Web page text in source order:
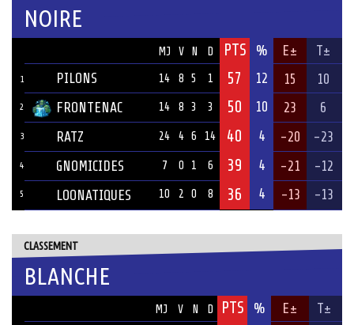
NOIRE
MJ V N D PTS % E± T±
1 PILONS 14 8 5 1 57 12 15 10
2 FRONTENAC 14 8 3 3 50 10 23 6
3 RATZ 24 4 6 14 40 4 -20 -23
4 GNOMICIDES 7 0 1 6 39 4 -21 -12
5 LOONATIQUES 10 2 0 8 36 4 -13 -13
CLASSEMENT
BLANCHE
MJ V N D PTS % E± T±